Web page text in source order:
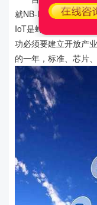
就NB-IoT的发展现状
IoT是蜂窝产业应对万
功必须要建立开放产
的一年，标准、芯片